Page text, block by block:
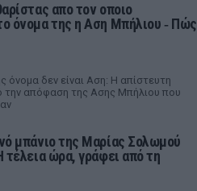
απο τον οποιο
όνομα της η Αση Μπήλιου ‑ Πώς
όνομα δεν είναι Αση: Η απίστευτη
την απόφαση της Ασης Μπήλιου που
μπάνιο της Μαρίας Σολωμού
τέλεια ώρα, γράφει από τη